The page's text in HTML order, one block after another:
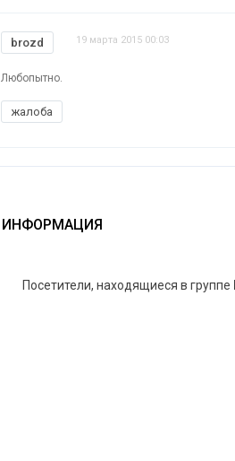
brozd 19 марта 2015 00:03
Любопытно.
жалоба
ИНФОРМАЦИЯ
Посетители, находящиеся в группе